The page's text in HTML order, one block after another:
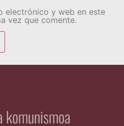
electrónico y web en este
vez que comente.
komunismoa